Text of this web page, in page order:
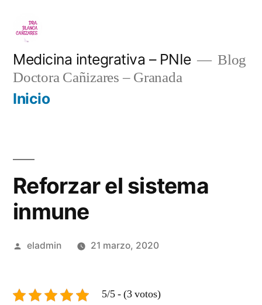
contenido
Medicina integrativa – PNIe
Blog
Doctora Cañizares – Granada
Inicio
Reforzar el sistema
inmune
Publicado
eladmin 21 marzo, 2020
5/5 - (3 votos)